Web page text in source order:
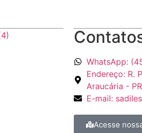
WhatsApp:
Endereço: R.
Araucária -
E-mail:
Acesse